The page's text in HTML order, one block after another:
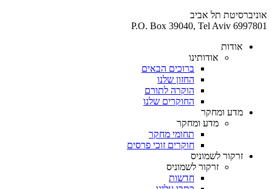
אוניברסיטת תל אביב
P.O. Box 39040, Tel Aviv 6997801
אודות
אודותינו
ברוכים הבאים
החזון שלנו
הוקרה לתורם
החוקרים שלנו
מדע ומחקר
מדע ומחקר
תחומי מחקר
חוקרים זוכי פרסים
זרקור לשמוניס
זרקור לשמוניס
חדשות